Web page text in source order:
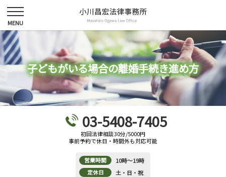
子どもがいる場合の離婚手続き進め方
03-5408-7405
初回法律相談30分/5000円
事前予約で休日・時間外も対応可能
営業時間
10時～19時
定休日
土・日・祝